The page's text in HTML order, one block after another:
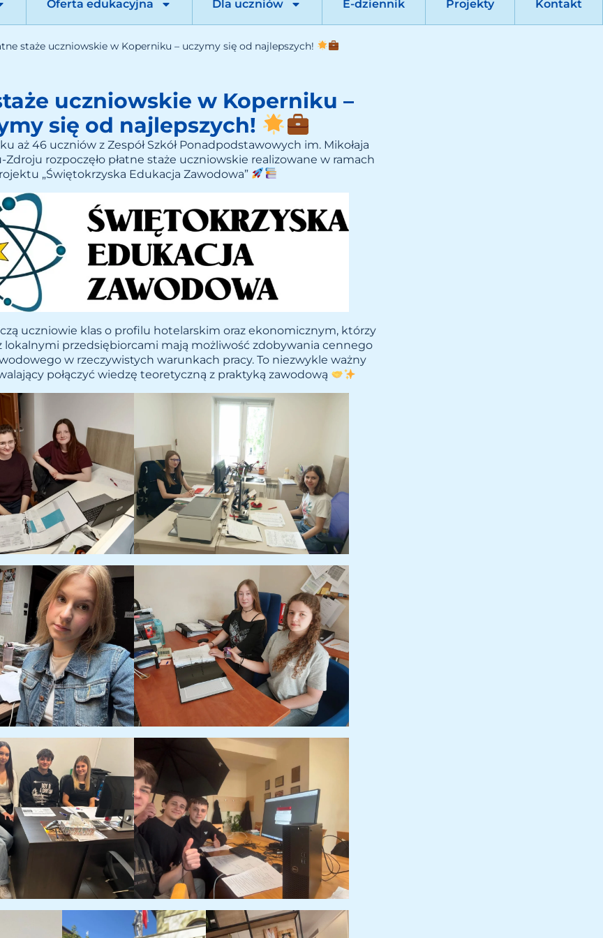
Oferta edukacyjna Dla uczniów E-dziennik Projekty Kontakt
staże uczniowskie w Koperniku – uczymy się od najlepszych!
uczniowskie w Koperniku –
się od najlepszych!
aż 46 uczniów z Zespół Szkół Ponadpodstawowych im. Mikołaja
rozpoczęło płatne staże uczniowskie realizowane w ramach
„Świętokrzyska Edukacja Zawodowa”
uczniowie klas o profilu hotelarskim oraz ekonomicznym, którzy
lokalnymi przedsiębiorcami mają możliwość zdobywania cennego
w rzeczywistych warunkach pracy. To niezwykle ważny
połączyć wiedzę teoretyczną z praktyką zawodową